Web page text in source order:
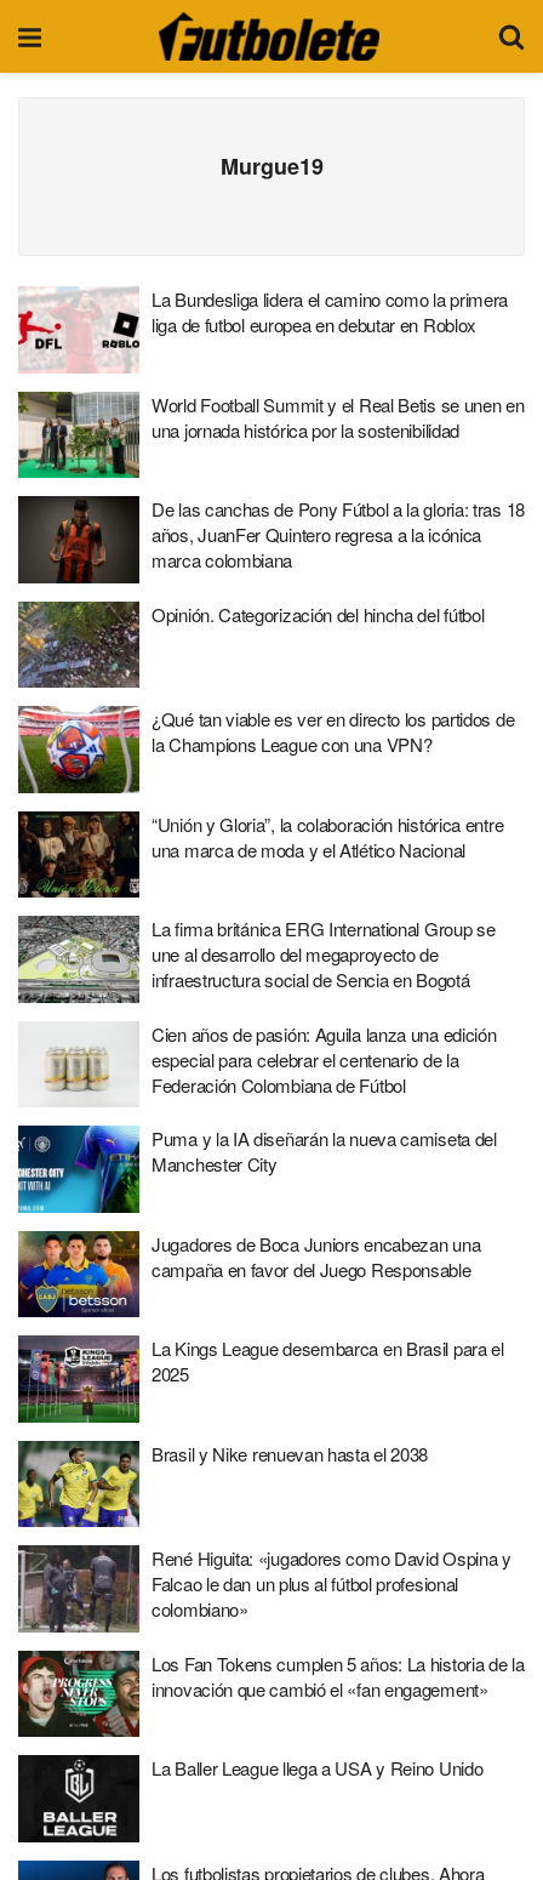
Murgue19
La Bundesliga lidera el camino como la primera
liga de futbol europea en debutar en Roblox
World Football Summit y el Real Betis se unen en
una jornada histórica por la sostenibilidad
De las canchas de Pony Fútbol a la gloria: tras 18
años, JuanFer Quintero regresa a la icónica
marca colombiana
Opinión. Categorización del hincha del fútbol
¿Qué tan viable es ver en directo los partidos de
la Champions League con una VPN?
“Unión y Gloria”, la colaboración histórica entre
una marca de moda y el Atlético Nacional
La firma británica ERG International Group se
une al desarrollo del megaproyecto de
infraestructura social de Sencia en Bogotá
Cien años de pasión: Aguila lanza una edición
especial para celebrar el centenario de la
Federación Colombiana de Fútbol
Puma y la IA diseñarán la nueva camiseta del
Manchester City
Jugadores de Boca Juniors encabezan una
campaña en favor del Juego Responsable
La Kings League desembarca en Brasil para el
2025
Brasil y Nike renuevan hasta el 2038
René Higuita: «jugadores como David Ospina y
Falcao le dan un plus al fútbol profesional
colombiano»
Los Fan Tokens cumplen 5 años: La historia de la
innovación que cambió el «fan engagement»
La Baller League llega a USA y Reino Unido
Los futbolistas propietarios de clubes. Ahora